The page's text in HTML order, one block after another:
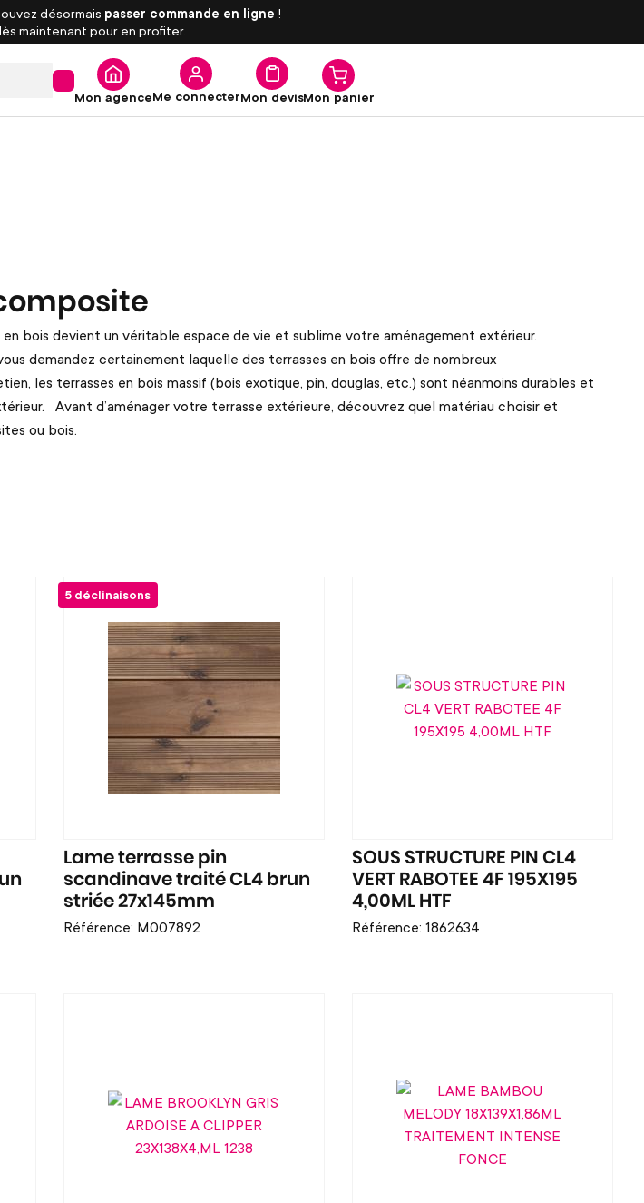
désormais passer commande en ligne !
maintenant pour en profiter.
Mon agence Mon devis
Me connecter Mon panier
en bois devient un véritable espace de vie et sublime votre aménagement extérieur.
demandez certainement laquelle des terrasses en bois offre de nombreux
les terrasses en bois massif (bois exotique, pin, douglas, etc.) sont néanmoins durables et
Avant d’aménager votre terrasse extérieure, découvrez quel matériau choisir et
ou bois.
5 déclinaisons
Lame terrasse pin
scandinave traité CL4 brun
striée 27x145mm
Référence: M007892
SOUS STRUCTURE PIN CL4
VERT RABOTEE 4F 195X195
4,00ML HTF
Référence: 1862634